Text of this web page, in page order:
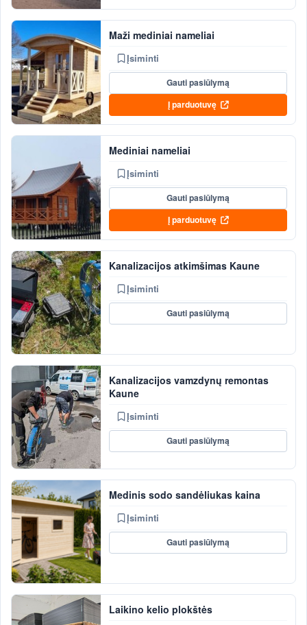
Maži mediniai nameliai
Įsiminti
Gauti pasiūlymą
Į parduotuvę
Mediniai nameliai
Įsiminti
Gauti pasiūlymą
Į parduotuvę
Kanalizacijos atkimšimas Kaune
Įsiminti
Gauti pasiūlymą
Kanalizacijos vamzdynų remontas
Kaune
Įsiminti
Gauti pasiūlymą
Medinis sodo sandėliukas kaina
Įsiminti
Gauti pasiūlymą
Laikino kelio plokštės